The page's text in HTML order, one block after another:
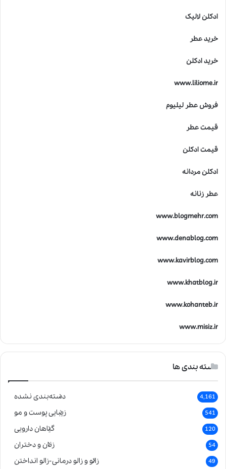
ادکلن لالیک
خرید عطر
خرید ادکلن
www.liliome.ir
فروش عطر لیلیوم
قیمت عطر
قیمت ادکلن
ادکلن مردانه
عطر زنانه
www.blogmehr.com
www.denablog.com
www.kavirblog.com
www.khatblog.ir
www.kohanteb.ir
www.misiz.ir
دسته بندی ها
دسته‌بندی نشده 4,161
زیبایی پوست و مو 541
گیاهان دارویی 120
زنان و دختران 54
زالو و زالو درمانی-زالو انداختن 49